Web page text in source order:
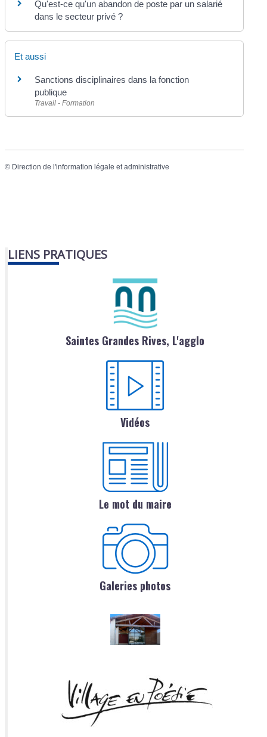
Qu'est-ce qu'un abandon de poste par un salarié
dans le secteur privé ?
Et aussi
Sanctions disciplinaires dans la fonction
publique
Travail - Formation
© Direction de l'information légale et administrative
LIENS PRATIQUES
Saintes Grandes Rives, L'agglo
Vidéos
Le mot du maire
Galeries photos